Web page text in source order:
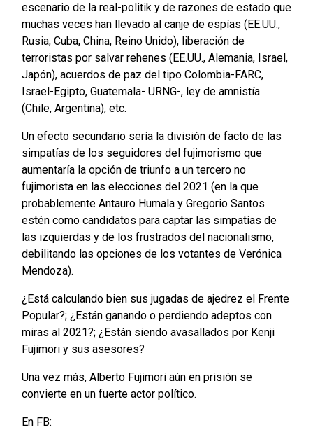
escenario de la real-politik y de razones de estado que
muchas veces han llevado al canje de espías (EE.UU.,
Rusia, Cuba, China, Reino Unido), liberación de
terroristas por salvar rehenes (EE.UU., Alemania, Israel,
Japón), acuerdos de paz del tipo Colombia-FARC,
Israel-Egipto, Guatemala- URNG-, ley de amnistía
(Chile, Argentina), etc.
Un efecto secundario sería la división de facto de las
simpatías de los seguidores del fujimorismo que
aumentaría la opción de triunfo a un tercero no
fujimorista en las elecciones del 2021 (en la que
probablemente Antauro Humala y Gregorio Santos
estén como candidatos para captar las simpatías de
las izquierdas y de los frustrados del nacionalismo,
debilitando las opciones de los votantes de Verónica
Mendoza).
¿Está calculando bien sus jugadas de ajedrez el Frente
Popular?; ¿Están ganando o perdiendo adeptos con
miras al 2021?; ¿Están siendo avasallados por Kenji
Fujimori y sus asesores?
Una vez más, Alberto Fujimori aún en prisión se
convierte en un fuerte actor político.
En FB: